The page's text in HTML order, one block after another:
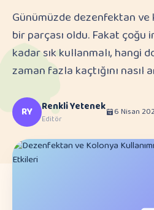
Günümüzde dezenfektan ve
bir parçası oldu. Fakat çoğu
kadar sık kullanmalı, hangi
zaman fazla kaçtığını nasıl
RY Renkli Yetenek
Editör
6 Nisan